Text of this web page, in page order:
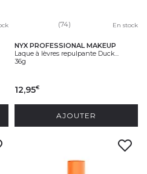
(74) En stock
NYX PROFESSIONAL MAKEUP
Laque à lèvres repulpante Duck...
36g
12,95€
AJOUTER